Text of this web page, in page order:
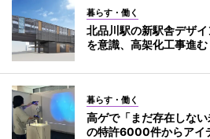
暮らす・働く
北品川駅の新駅舎デザ
を意識、高架化工事進む
暮らす・働く
高ゲで「まだ存在しな
の特許6000件からアイ